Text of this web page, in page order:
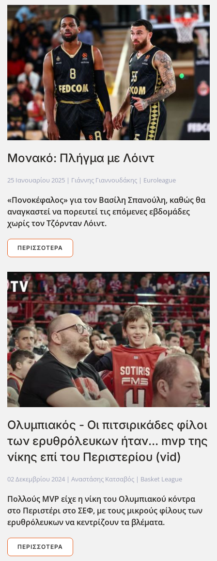
Μονακό: Πλήγμα με Λόιντ
25 Ιανουαρίου 2025 | Γιάννης Γιαννουδάκης | Euroleague
«Πονοκέφαλος» για τον Βασίλη Σπανούλη, καθώς θα
αναγκαστεί να πορευτεί τις επόμενες εβδομάδες
χωρίς τον Τζόρνταν Λόιντ.
ΠΕΡΙΣΣΌΤΕΡΑ
Ολυμπιακός - Οι πιτσιρικάδες φίλοι
των ερυθρόλευκων ήταν... mvp της
νίκης επί του Περιστερίου (vid)
02 Δεκεμβρίου 2024 | Αναστάσης Κατσαβός | Basket League
Πολλούς MVP είχε η νίκη του Ολυμπιακού κόντρα
στο Περιστέρι στο ΣΕΦ, με τους μικρούς φίλους των
ερυθρόλευκων να κεντρίζουν τα βλέματα.
ΠΕΡΙΣΣΌΤΕΡΑ